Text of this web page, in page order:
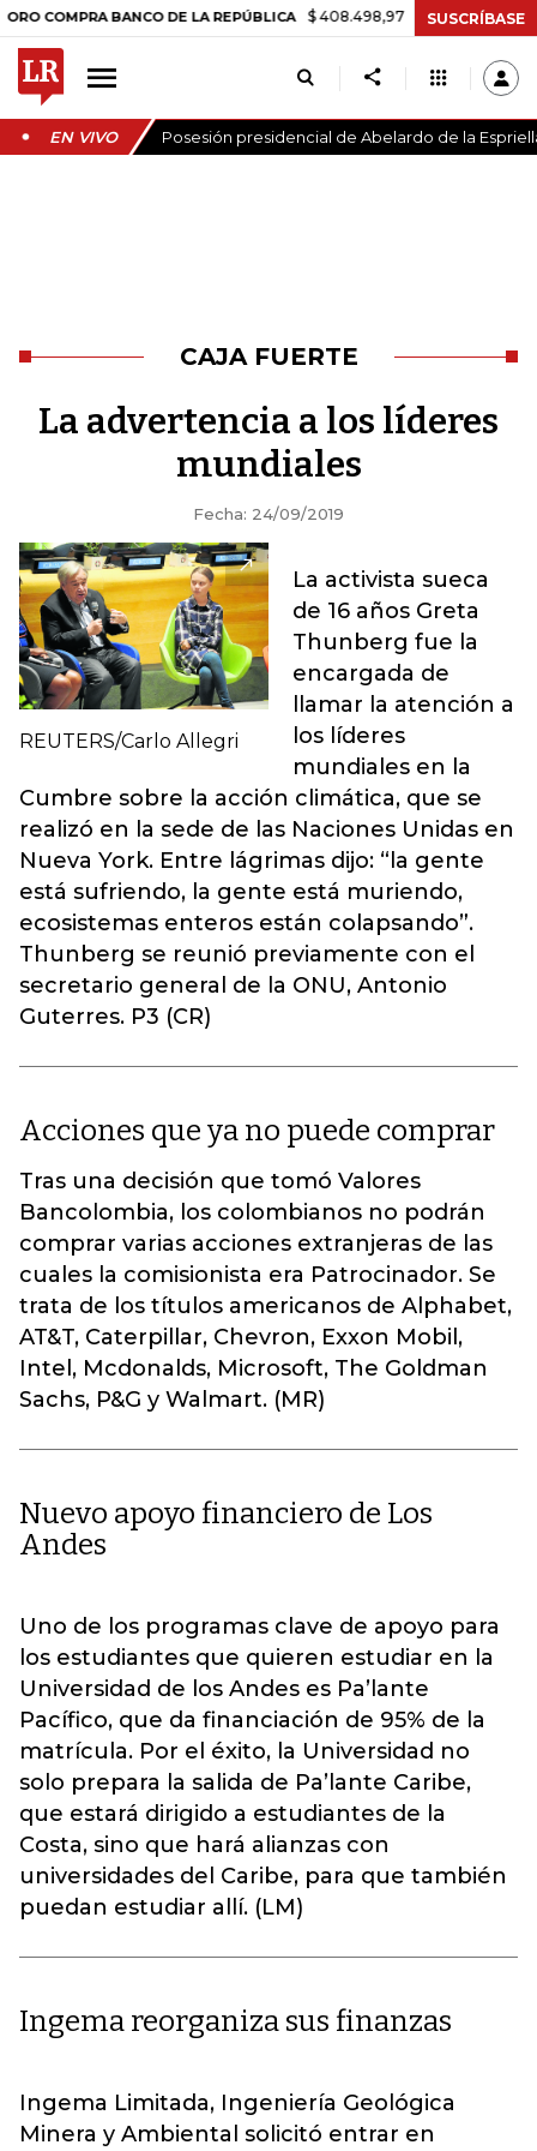
BANCO DE LA REPÚBLICA $ 408.498,97 +$ 8.753,81 +2,19%
SUSCRÍBASE
EN VIVO Posesión presidencial de Abelardo de la
CAJA FUERTE
La advertencia a los líderes
mundiales
Fecha: 24/09/2019
REUTERS/Carlo Allegri
La activista sueca
de 16 años Greta
Thunberg fue la
encargada de
llamar la atención a
los líderes
mundiales en la
Cumbre sobre la acción climática, que se
realizó en la sede de las Naciones Unidas en
Nueva York. Entre lágrimas dijo: “la gente
está sufriendo, la gente está muriendo,
ecosistemas enteros están colapsando”.
Thunberg se reunió previamente con el
secretario general de la ONU, Antonio
Guterres. P3 (CR)
Acciones que ya no puede comprar
Tras una decisión que tomó Valores
Bancolombia, los colombianos no podrán
comprar varias acciones extranjeras de las
cuales la comisionista era Patrocinador. Se
trata de los títulos americanos de Alphabet,
AT&T, Caterpillar, Chevron, Exxon Mobil,
Intel, Mcdonalds, Microsoft, The Goldman
Sachs, P&G y Walmart. (MR)
Nuevo apoyo financiero de Los
Andes
Uno de los programas clave de apoyo para
los estudiantes que quieren estudiar en la
Universidad de los Andes es Pa’lante
Pacífico, que da financiación de 95% de la
matrícula. Por el éxito, la Universidad no
solo prepara la salida de Pa’lante Caribe,
que estará dirigido a estudiantes de la
Costa, sino que hará alianzas con
universidades del Caribe, para que también
puedan estudiar allí. (LM)
Ingema reorganiza sus finanzas
Ingema Limitada, Ingeniería Geológica
Minera y Ambiental solicitó entrar en